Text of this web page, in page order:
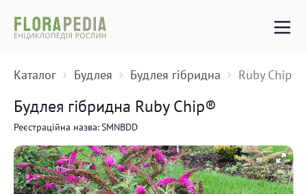
Каталог Будлея Будлея гібридна Ruby Chip®
Будлея гібридна Ruby Chip®
Реєстраційна назва:SMNBDD